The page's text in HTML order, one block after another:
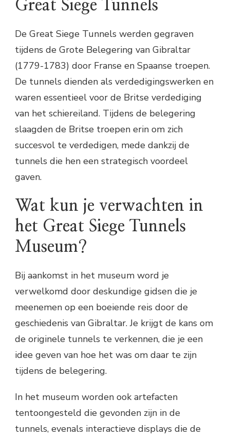
Great Siege Tunnels
De Great Siege Tunnels werden gegraven
tijdens de Grote Belegering van Gibraltar
(1779-1783) door Franse en Spaanse troepen.
De tunnels dienden als verdedigingswerken en
waren essentieel voor de Britse verdediging
van het schiereiland. Tijdens de belegering
slaagden de Britse troepen erin om zich
succesvol te verdedigen, mede dankzij de
tunnels die hen een strategisch voordeel
gaven.
Wat kun je verwachten in
het Great Siege Tunnels
Museum?
Bij aankomst in het museum word je
verwelkomd door deskundige gidsen die je
meenemen op een boeiende reis door de
geschiedenis van Gibraltar. Je krijgt de kans om
de originele tunnels te verkennen, die je een
idee geven van hoe het was om daar te zijn
tijdens de belegering.
In het museum worden ook artefacten
tentoongesteld die gevonden zijn in de
tunnels, evenals interactieve displays die de